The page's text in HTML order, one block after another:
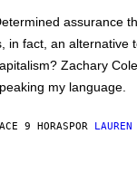
assurance
in fact, an alternative
Zachary
my language.
9 HORASPOR